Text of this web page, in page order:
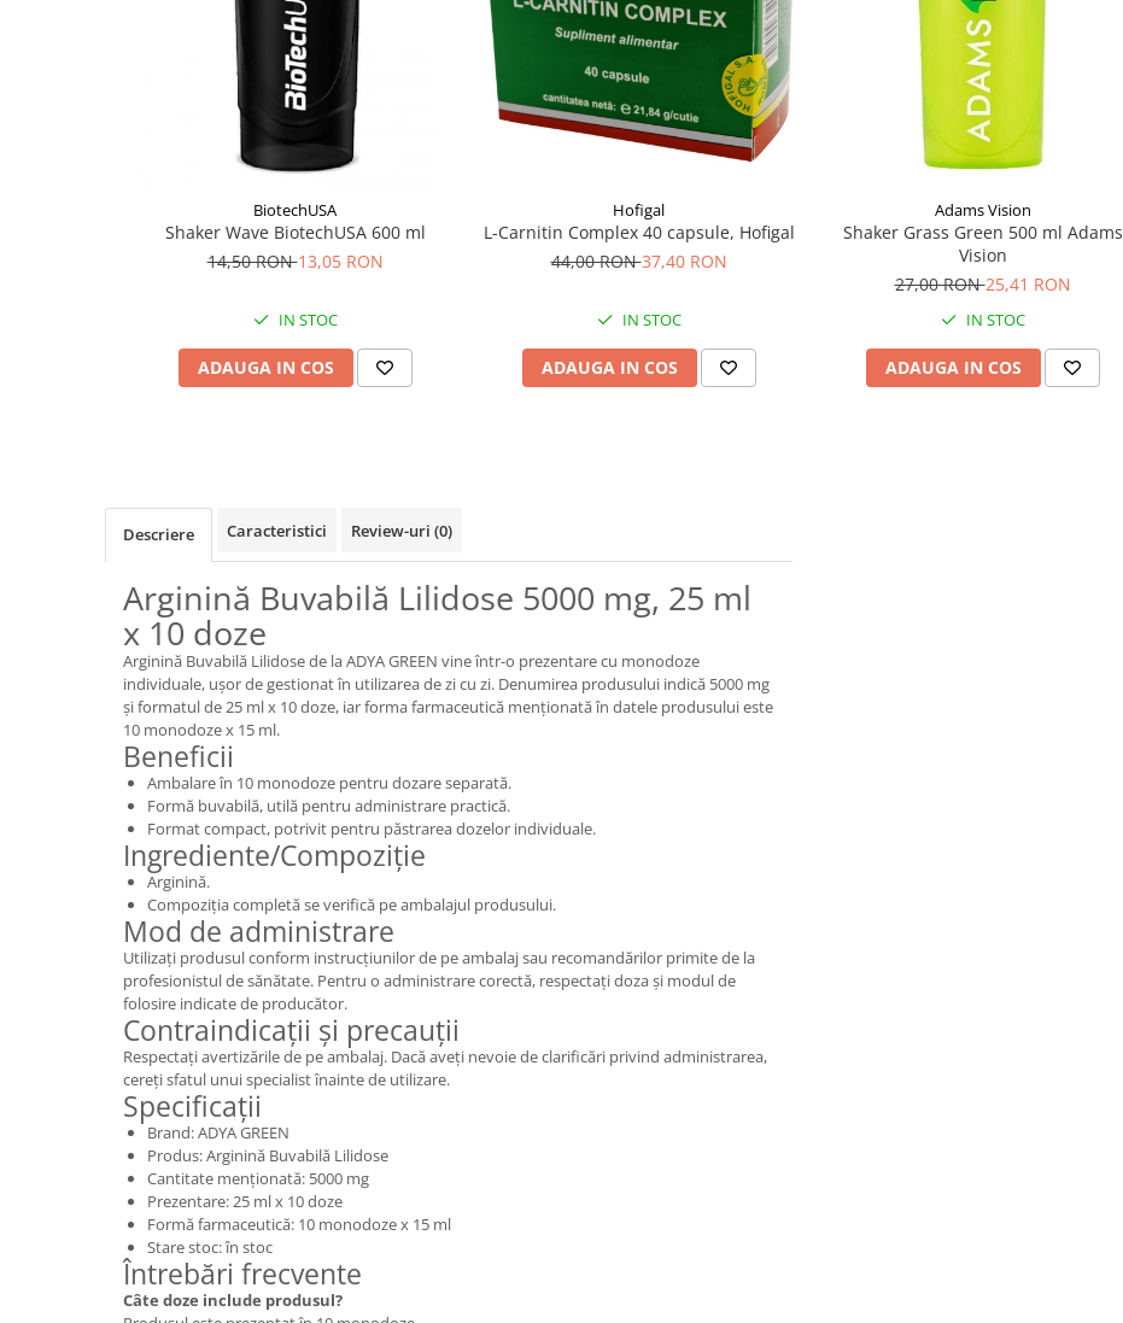
BiotechUSA
Shaker Wave BiotechUSA 600 ml
14,50 RON13,05 RON
IN STOC
ADAUGA IN COS
Hofigal
L-Carnitin Complex 40 capsule, Hofigal
44,00 RON37,40 RON
IN STOC
ADAUGA IN COS
Adams Vision
Shaker Grass Green 500 ml Adams
Vision
27,00 RON25,41 RON
IN STOC
ADAUGA IN COS
Descriere Caracteristici Review-uri (0)
Arginină Buvabilă Lilidose 5000 mg, 25 ml
x 10 doze
Arginină Buvabilă Lilidose de la ADYA GREEN vine într-o prezentare cu monodoze
individuale, ușor de gestionat în utilizarea de zi cu zi. Denumirea produsului indică 5000 mg
și formatul de 25 ml x 10 doze, iar forma farmaceutică menționată în datele produsului este
10 monodoze x 15 ml.
Beneficii
Ambalare în 10 monodoze pentru dozare separată.
Formă buvabilă, utilă pentru administrare practică.
Format compact, potrivit pentru păstrarea dozelor individuale.
Ingrediente/Compoziție
Arginină.
Compoziția completă se verifică pe ambalajul produsului.
Mod de administrare
Utilizați produsul conform instrucțiunilor de pe ambalaj sau recomandărilor primite de la
profesionistul de sănătate. Pentru o administrare corectă, respectați doza și modul de
folosire indicate de producător.
Contraindicații și precauții
Respectați avertizările de pe ambalaj. Dacă aveți nevoie de clarificări privind administrarea,
cereți sfatul unui specialist înainte de utilizare.
Specificații
Brand: ADYA GREEN
Produs: Arginină Buvabilă Lilidose
Cantitate menționată: 5000 mg
Prezentare: 25 ml x 10 doze
Formă farmaceutică: 10 monodoze x 15 ml
Stare stoc: în stoc
Întrebări frecvente
Câte doze include produsul?